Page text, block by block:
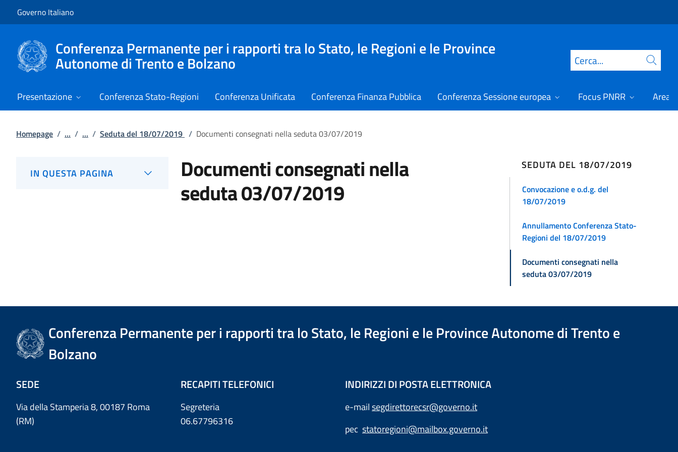
Governo Italiano
Conferenza Permanente per i rapporti tra lo Stato, le Regioni e le Province
Autonome di Trento e Bolzano Cerca
Presentazione Conferenza Stato-Regioni Conferenza Unificata Conferenza Finanza Pubblica Conferenza Sessione europea Focus PNRR Area
Homepage / ... / ... / Seduta del 18/07/2019 / Documenti consegnati nella seduta 03/07/2019
IN QUESTA PAGINA Documenti consegnati nella
seduta 03/07/2019
SEDUTA DEL 18/07/2019
Convocazione e o.d.g. del
18/07/2019
Annullamento Conferenza Stato-
Regioni del 18/07/2019
Documenti consegnati nella
seduta 03/07/2019
Conferenza Permanente per i rapporti tra lo Stato, le Regioni e le Province Autonome di Trento e
Bolzano
SEDE
Via della Stamperia 8, 00187 Roma
(RM)
RECAPITI TELEFONICI
Segreteria
06.67796316
INDIRIZZI DI POSTA ELETTRONICA
e-mailsegdirettorecsr@governo.it
pec statoregioni@mailbox.governo.it